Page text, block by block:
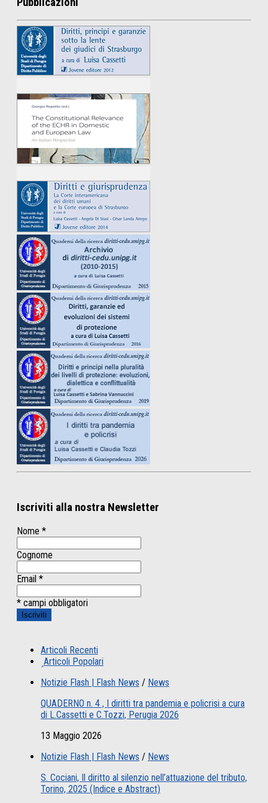
Iscriviti alla nostra Newsletter
Nome *
Cognome
Email *
* campi obbligatori
Articoli Recenti
Articoli Popolari
Notizie Flash | Flash News / News
QUADERNO n. 4 , I diritti tra pandemia e policrisi a cura
di L.Cassetti e C.Tozzi, Perugia 2026
13 Maggio 2026
Notizie Flash | Flash News / News
S. Cociani, Il diritto al silenzio nell’attuazione del tributo,
Torino, 2025 (Indice e Abstract)